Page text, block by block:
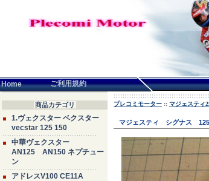
Home ご利用規約
商品カテゴリ
1.ヴェクスター ベクスター
vecstar 125 150
中華ヴェクスター
AN125 AN150 ネプチュー
ン
アドレスV100 CE11A
プレコミモーター :: マジェステ
マジェスティ シグナス